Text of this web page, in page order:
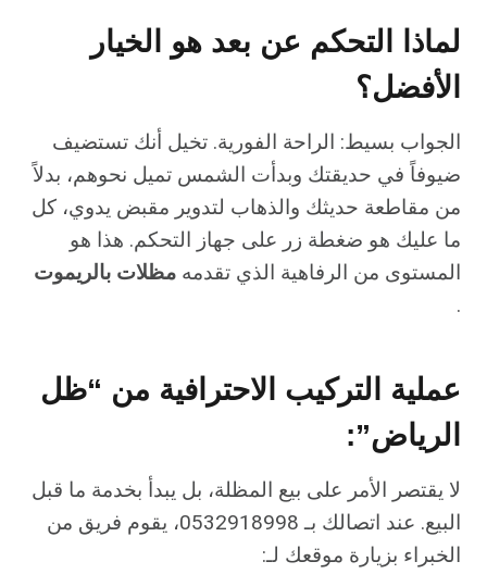
لماذا التحكم عن بعد هو الخيار
الأفضل؟
الجواب بسيط: الراحة الفورية. تخيل أنك تستضيف
ضيوفاً في حديقتك وبدأت الشمس تميل نحوهم، بدلاً
من مقاطعة حديثك والذهاب لتدوير مقبض يدوي، كل
ما عليك هو ضغطة زر على جهاز التحكم. هذا هو
المستوى من الرفاهية الذي تقدمه مظلات بالريموت
.
عملية التركيب الاحترافية من “ظل
الرياض”:
لا يقتصر الأمر على بيع المظلة، بل يبدأ بخدمة ما قبل
البيع. عند اتصالك بـ 0532918998، يقوم فريق من
الخبراء بزيارة موقعك لـ: